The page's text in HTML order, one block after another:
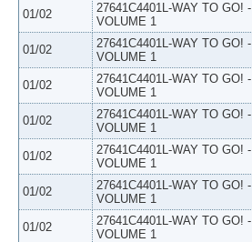
01/02
27641C4401L-WAY TO GO! -
VOLUME 1
01/02
27641C4401L-WAY TO GO! -
VOLUME 1
01/02
27641C4401L-WAY TO GO! -
VOLUME 1
01/02
27641C4401L-WAY TO GO! -
VOLUME 1
01/02
27641C4401L-WAY TO GO! -
VOLUME 1
01/02
27641C4401L-WAY TO GO! -
VOLUME 1
01/02
27641C4401L-WAY TO GO! -
VOLUME 1